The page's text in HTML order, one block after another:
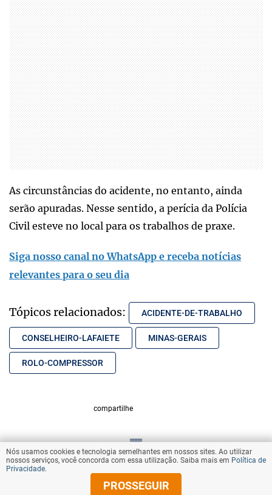
As circunstâncias do acidente, no entanto, ainda
serão apuradas. Nesse sentido, a perícia da Polícia
Civil esteve no local para os trabalhos de praxe.
Siga nosso canal no WhatsApp e receba notícias
relevantes para o seu dia
Tópicos relacionados: ACIDENTE-DE-TRABALHO
CONSELHEIRO-LAFAIETE MINAS-GERAIS
ROLO-COMPRESSOR
compartilhe
VOLTAR AO TOPO
© Copyright 2025 Diários Associados
Nós usamos cookies e tecnologia semelhantes em nossos sites. Ao utilizar
nossos serviços, você concorda com essa utilização. Saiba mais em Política de
Privacidade.
PROSSEGUIR